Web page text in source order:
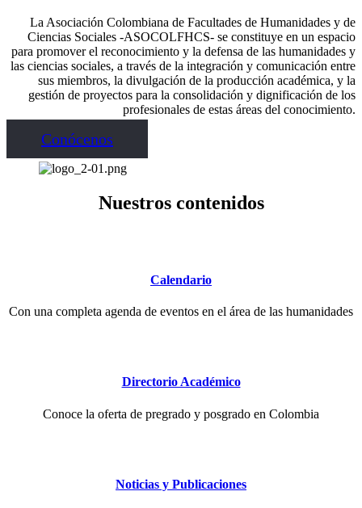
La Asociación Colombiana de Facultades de Humanidades y de
Ciencias Sociales -ASOCOLFHCS- se constituye en un espacio
para promover el reconocimiento y la defensa de las humanidades y
las ciencias sociales, a través de la integración y comunicación entre
sus miembros, la divulgación de la producción académica, y la
gestión de proyectos para la consolidación y dignificación de los
profesionales de estas áreas del conocimiento.
Conócenos
Nuestros contenidos
Calendario
Con una completa agenda de eventos en el área de las humanidades
Directorio Académico
Conoce la oferta de pregrado y posgrado en Colombia
Noticias y Publicaciones